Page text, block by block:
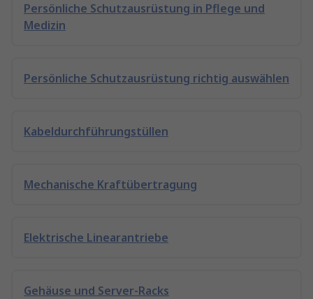
Persönliche Schutzausrüstung in Pflege und
Medizin
Persönliche Schutzausrüstung richtig auswählen
Kabeldurchführungstüllen
Mechanische Kraftübertragung
Elektrische Linearantriebe
Gehäuse und Server-Racks